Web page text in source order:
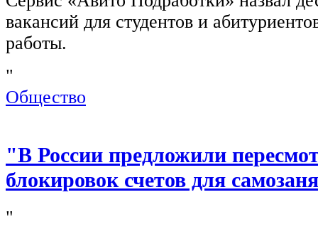
вакансий для студентов и
работы.
"
Общество
"В России предложили
блокировок счетов для
"